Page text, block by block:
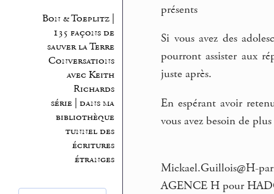
Bon & Toeplitz |
135 façons de
sauver la Terre
Conversations
avec Keith
Richards
série | dans ma
bibliothèque
tunnel des
écritures
étranges
présents
Si vous avez des
pourront assister aux
juste après.
En espérant avoir
vous avez besoin de
Mickael.Guillois@H-
AGENCE H pour